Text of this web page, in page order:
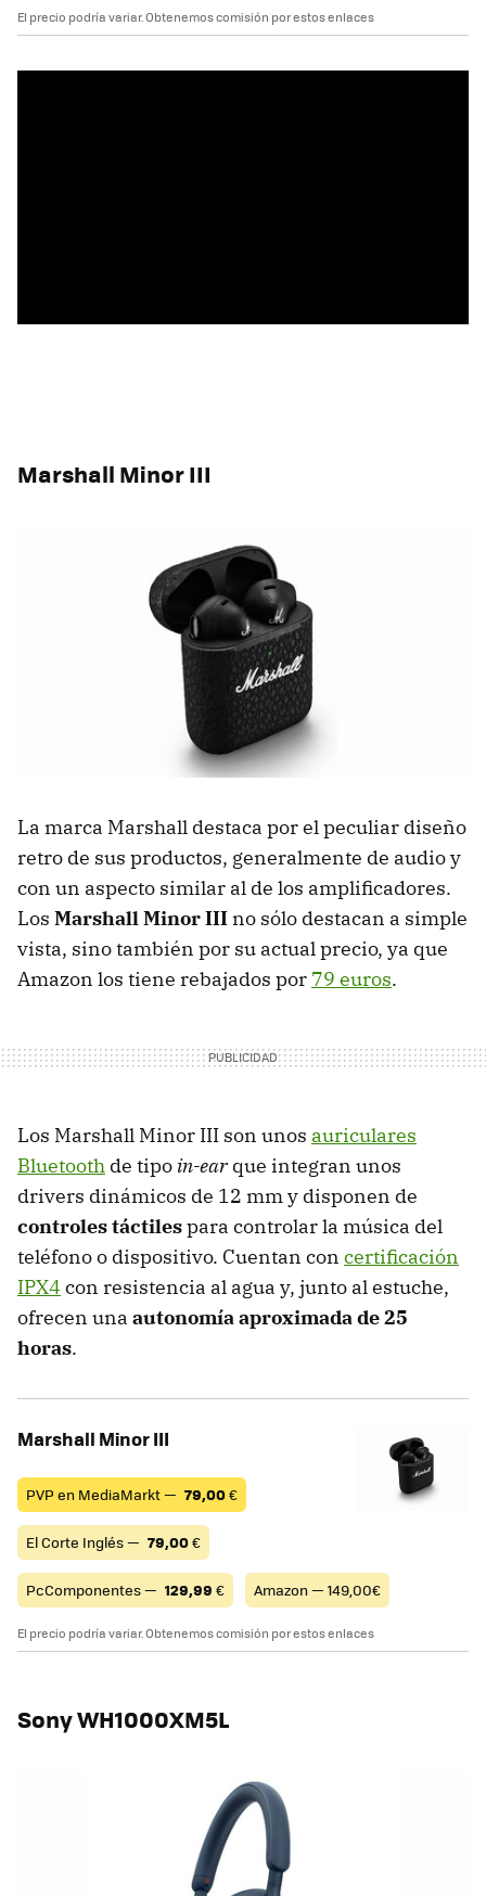
El precio podría variar. Obtenemos comisión por estos enlaces
Marshall Minor III
La marca Marshall destaca por el peculiar diseño
retro de sus productos, generalmente de audio y
con un aspecto similar al de los amplificadores.
Los Marshall Minor III no sólo destacan a simple
vista, sino también por su actual precio, ya que
Amazon los tiene rebajados por 79 euros.
Los Marshall Minor III son unos auriculares
Bluetooth de tipo in-earque integran unos
drivers dinámicos de 12 mm y disponen de
controles táctilespara controlar la música del
teléfono o dispositivo. Cuentan con certificación
IPX4 con resistencia al agua y, junto al estuche,
ofrecen una autonomía aproximada de 25
horas.
Marshall Minor III
PVP en MediaMarkt — 79,00€
El Corte Inglés — 79,00€
PcComponentes — 129,99 € Amazon — 149,00€
El precio podría variar. Obtenemos comisión por estos enlaces
Sony WH1000XM5L